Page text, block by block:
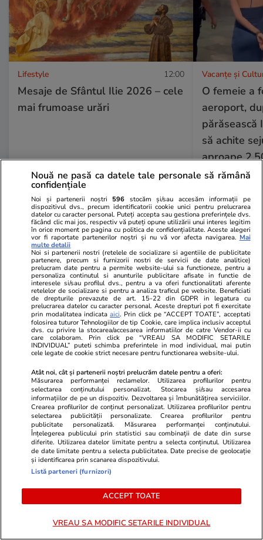
Lifestyle 12:00
Mesaje de Sfântul Ilie 2026 – cele
mai frumoase urări
Vacanțe și
O femeie a
aeroport,
părăsească
să achite
aproape
Vacanțe și Cultură 10:00
Mesaje de Sfântul Ilie 2026.
Urări și felicitări de Sfântul Ilie
2026
Vacanțe și Cultură 17 iul.
Ce nume se sărbătoresc de
Sfântul Ilie. Cui îi spunem La
Mulți Ani
Știri România 17 iul.
Sfântul Ilie – tradiții, obiceiuri și
superstiții. Ce să nu faci de
Nouă ne pasă ca datele tale personale să rămână
confidențiale
Noi și partenerii noștri 596 stocăm și/sau accesăm informații pe
dispozitivul dvs., precum identificatorii cookie unici pentru prelucrarea
datelor cu caracter personal. Puteți accepta sau gestiona preferințele dvs.
făcând clic mai jos, respectiv vă puteți opune utilizării unui interes legitim
în orice moment pe pagina cu politica de confidențialitate. Aceste alegeri
vor fi raportate partenerilor noștri și nu vă vor afecta navigarea. Mai
multe detalii
Noi si partenerii nostri (retelele de socializare si agentiile de publicitate
partenere, precum si furnizorii nostri de servicii de date analitice)
prelucram date pentru a permite website-ului sa functioneze, pentru a
personaliza continutul si anunturile publicitare afisate in functie de
interesele si/sau profilul dvs., pentru a va oferi functionalitati aferente
retelelor de socializare si pentru a analiza traficul pe website. Beneficiati
de drepturile prevazute de art. 15-22 din GDPR in legatura cu
prelucrarea datelor cu caracter personal. Aceste drepturi pot fi exercitate
prin modalitatea indicataaici. Prin click pe “ACCEPT TOATE”, acceptati
folosirea tuturor Tehnologiilor de tip Cookie, care implica inclusiv acceptul
dvs. cu privire la stocarea/accesarea informatiilor de catre Vendor-ii cu
care colaboram. Prin click pe “VREAU SA MODIFIC SETARILE
INDIVIDUAL” puteti schimba preferintele in mod individual, mai putin
cele legate de cookie strict necesare pentru functionarea website-ului.
Atât noi, cât și partenerii noștri prelucrăm datele pentru a oferi:
Măsurarea performanței reclamelor. Utilizarea profilurilor pentru
selectarea conținutului personalizat. Stocarea și/sau accesarea
informațiilor de pe un dispozitiv. Dezvoltarea și îmbunătățirea serviciilor.
Crearea profilurilor de conținut personalizat. Utilizarea profilurilor pentru
selectarea publicității personalizate. Crearea profilurilor pentru
publicitate personalizată. Măsurarea performanței conținutului.
Înțelegerea publicului prin statistici sau combinații de date din surse
diferite. Utilizarea datelor limitate pentru a selecta conținutul. Utilizarea
de date limitate pentru a selecta publicitatea. Date precise de geolocație
și identificarea prin scanarea dispozitivului.
Listă parteneri (furnizori)
ACCEPT TOATE
VREAU SA MODIFIC SETARILE INDIVIDUAL